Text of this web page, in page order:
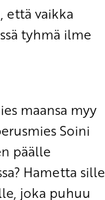
että vaikka
tyhmä ilme
maansa myy
Soini
päälle
Hametta sille
joka puhuu